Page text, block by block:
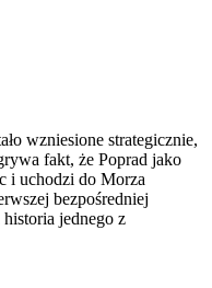
wzniesione strategicznie,
fakt, że Poprad jako
i uchodzi do Morza
bezpośredniej
jednego z